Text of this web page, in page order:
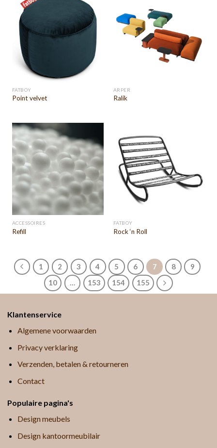
FATBOY
Point velvet
ARPER
Ralik
ACCESSOIRES
Refill
FATBOY
Rock ‘n Roll
1 2 3 4 5 6 7 8
9
10
… 153 154 155
Klantenservice
Algemene voorwaarden
Privacy verklaring
Verzenden, betalen & retourneren
Contact
Populaire pagina's
Design meubels
Design kantoormeubilair